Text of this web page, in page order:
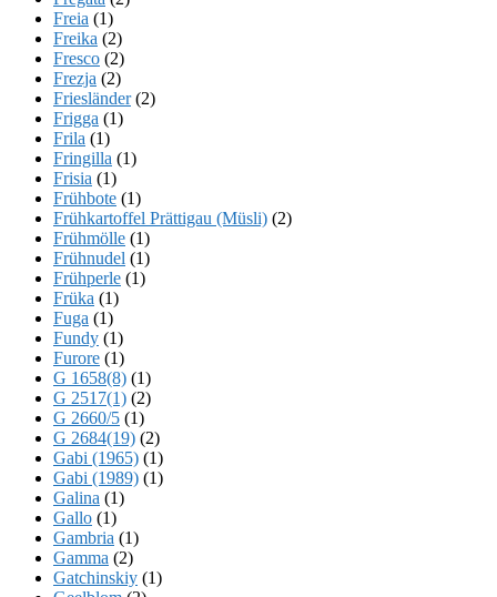
Freia (1)
Freika (2)
Fresco (2)
Frezja (2)
Friesländer(2)
Frigga (1)
Frila (1)
Fringilla (1)
Frisia (1)
Frühbote (1)
Frühkartoffel Prättigau (Müsli) (2)
Frühmölle (1)
Frühnudel (1)
Frühperle (1)
Früka (1)
Fuga (1)
Fundy (1)
Furore (1)
G 1658(8) (1)
G 2517(1) (2)
G 2660/5 (1)
G 2684(19) (2)
Gabi (1965) (1)
Gabi (1989) (1)
Galina (1)
Gallo (1)
Gambria (1)
Gamma (2)
Gatchinskiy (1)